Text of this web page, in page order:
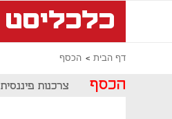
דף הבית הכסף
הכסף צרכנות פיננסית